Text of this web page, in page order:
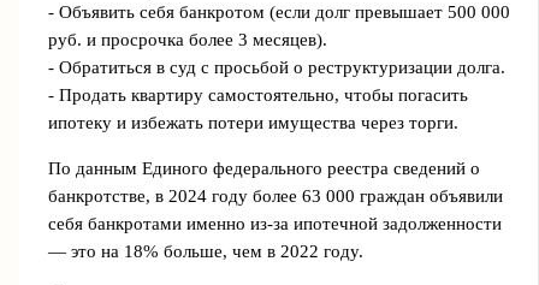
- Объявить себя банкротом (если долг превышает 500 000
руб. и просрочка более 3 месяцев).
- Обратиться в суд с просьбой о реструктуризации долга.
- Продать квартиру самостоятельно, чтобы погасить
ипотеку и избежать потери имущества через торги.
По данным Единого федерального реестра сведений о
банкротстве, в 2024 году более 63 000 граждан объявили
себя банкротами именно из-за ипотечной задолженности
— это на 18% больше, чем в 2022 году.